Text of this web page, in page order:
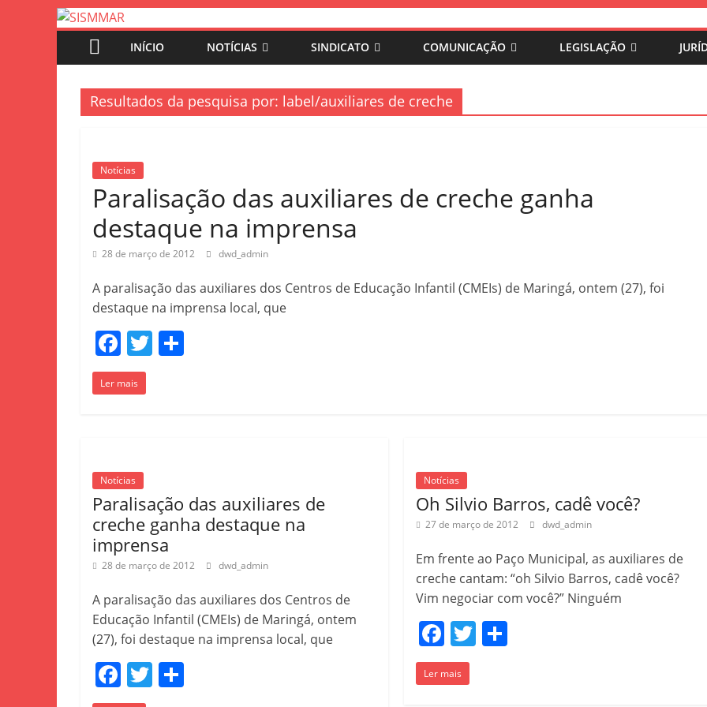
INÍCIO NOTÍCIAS SINDICATO COMUNICAÇÃO LEGISLAÇÃO
Resultados da pesquisa por: label/auxiliares de creche
Notícias
Paralisação das auxiliares de creche ganha
destaque na imprensa
28 de março de 2012 dwd_admin
A paralisação das auxiliares dos Centros de Educação Infantil (CMEIs) de Maringá, ontem (27), foi
destaque na imprensa local, que
F
a
c
o
o
k
T
Ler mais
Notícias
Paralisação das auxiliares de
creche ganha destaque na
imprensa
28 de março de 2012 dwd_admin
A paralisação das auxiliares dos Centros de
Educação Infantil (CMEIs) de Maringá, ontem
(27), foi destaque na imprensa local, que
F
a
T
Notícias
Oh Silvio Barros, cadê você?
27 de março de 2012 dwd_admin
Em frente ao Paço Municipal, as auxiliares de
creche cantam: “oh Silvio Barros, cadê você?
Vim negociar com você?” Ninguém
F
a
c
T
Ler mais